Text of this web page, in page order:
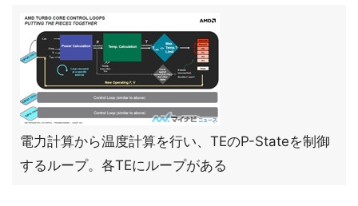
電力計算から温度計算を行い、TEのP-Stateを制御
するループ。各TEにループがある